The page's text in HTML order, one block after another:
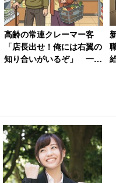
して「相互レビュー」
アリングエコノミーの
が悪い乗り手は乗車を
的に見ても戦争や搾
。力の差をなくすこ
ビューの仕組みがあ
組みです。”
高齢の常連クレーマー客
「店長出せ！俺には右翼の
知り合いがいるぞ」 一方